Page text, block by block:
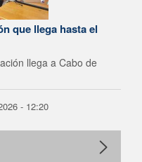
que llega hasta el
llega a Cabo de
- 12:20